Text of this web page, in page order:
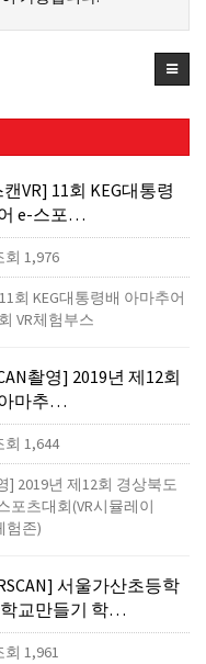
VR] 11회 KEG대통령
e-스포…
회 1,976
회 KEG대통령배 아마추어
VR체험부스
촬영] 2019년 제12회
마추…
회 1,644
] 2019년 제12회 경상북도
포츠대회(VR시뮬레이
험존)
서울가산초등학
교만들기 학…
회 1,961